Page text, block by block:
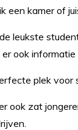
een kamer of
leukste
er ook
plek voor
ook zat